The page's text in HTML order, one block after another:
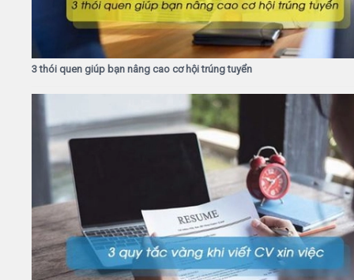
3 thói quen giúp bạn nâng cao cơ hội trúng tuyển